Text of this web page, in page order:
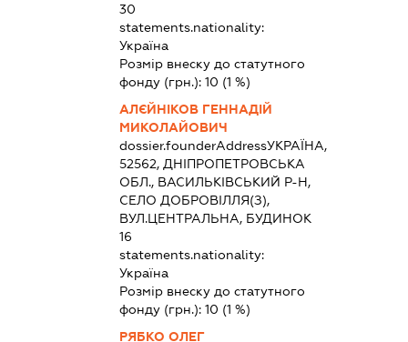
30
statements.nationality:
Україна
Розмір внеску до статутного
фонду (грн.): 10 (1 %)
АЛЄЙНІКОВ ГЕННАДІЙ
МИКОЛАЙОВИЧ
dossier.founderAddressУКРАЇНА,
52562, ДНІПРОПЕТРОВСЬКА
ОБЛ., ВАСИЛЬКІВСЬКИЙ Р-Н,
СЕЛО ДОБРОВІЛЛЯ(З),
ВУЛ.ЦЕНТРАЛЬНА, БУДИНОК
16
statements.nationality:
Україна
Розмір внеску до статутного
фонду (грн.): 10 (1 %)
РЯБКО ОЛЕГ